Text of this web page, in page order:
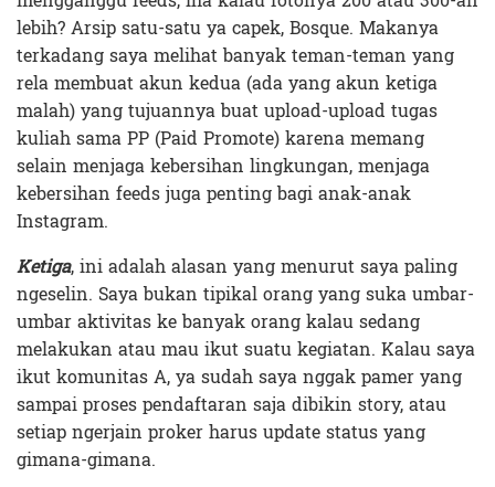
lebih? Arsip satu-satu ya capek, Bosque. Makanya
terkadang saya melihat banyak teman-teman yang
rela membuat akun kedua (ada yang akun ketiga
malah) yang tujuannya buat upload-upload tugas
kuliah sama PP (Paid Promote) karena memang
selain menjaga kebersihan lingkungan, menjaga
kebersihan feeds juga penting bagi anak-anak
Instagram.
Ketiga, ini adalah alasan yang menurut saya paling
ngeselin. Saya bukan tipikal orang yang suka umbar-
umbar aktivitas ke banyak orang kalau sedang
melakukan atau mau ikut suatu kegiatan. Kalau saya
ikut komunitas A, ya sudah saya nggak pamer yang
sampai proses pendaftaran saja dibikin story, atau
setiap ngerjain proker harus update status yang
gimana-gimana.